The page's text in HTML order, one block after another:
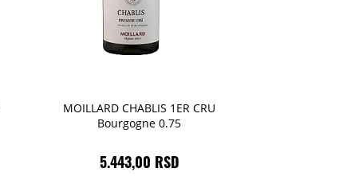
MOILLARD CHABLIS 1ER CRU
Bourgogne 0.75
5.443,00 RSD